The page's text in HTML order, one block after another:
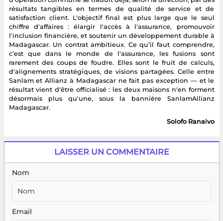
résultats tangibles en termes de qualité de service et de
satisfaction client. L'objectif final est plus large que le seul
chiffre d'affaires : élargir l'accès à l'assurance, promouvoir
l'inclusion financière, et soutenir un développement durable à
Madagascar. Un contrat ambitieux. Ce qu’il faut comprendre,
c’est que dans le monde de l'assurance, les fusions sont
rarement des coups de foudre. Elles sont le fruit de calculs,
d'alignements stratégiques, de visions partagées. Celle entre
Sanlam et Allianz à Madagascar ne fait pas exception — et le
résultat vient d'être officialisé : les deux maisons n'en forment
désormais plus qu'une, sous la bannière SanlamAllianz
Madagascar.
Solofo Ranaivo
LAISSER UN COMMENTAIRE
Nom
Email